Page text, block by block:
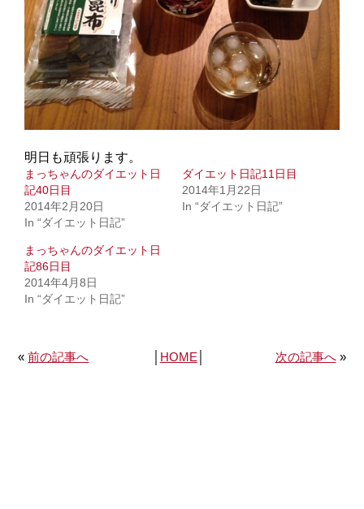
明日も頑張ります。
まっちゃんのダイエット日
記40日目
2014年2月20日
In “ダイエット日記”
ダイエット日記11日目
2014年1月22日
In “ダイエット日記”
まっちゃんのダイエット日
記86日目
2014年4月8日
In “ダイエット日記”
«前の記事へ HOME 次の記事へ»